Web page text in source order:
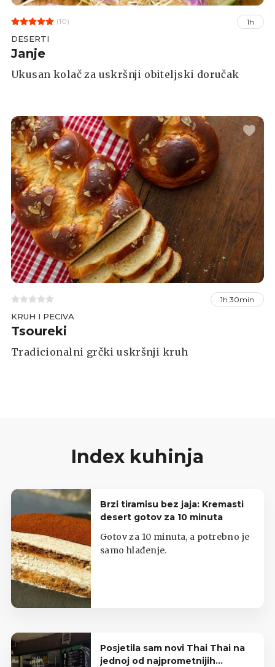
(10) 1h
DESERTI
Janje
Ukusan kolač za uskršnji obiteljski doručak
1h 30min
KRUH I PECIVA
Tsoureki
Tradicionalni grčki uskršnji kruh
Index kuhinja
Brzi tiramisu bez jaja: Kremasti
desert gotov za 10 minuta
Gotov za 10 minuta, a potrebno je
samo hlađenje.
Posjetila sam novi Thai Thai na
jednoj od najprometnijih